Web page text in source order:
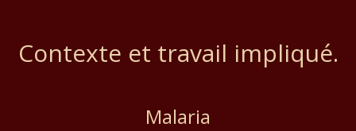
Contexte et travail impliqué.
Malaria